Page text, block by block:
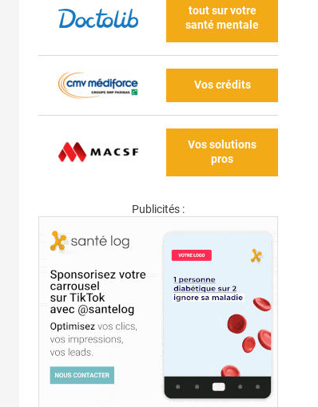
tout sur votre
santé mentale
Vos crédits
Vos solutions
pros
Publicités :